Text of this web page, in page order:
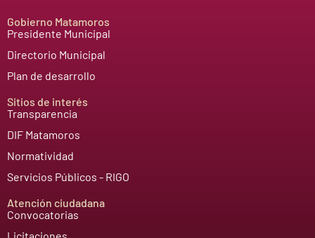
Gobierno Matamoros
Presidente Municipal
Directorio Municipal
Plan de desarrollo
Sitios de interés
Transparencia
DIF Matamoros
Normatividad
Servicios Públicos - RIGO
Atención ciudadana
Convocatorias